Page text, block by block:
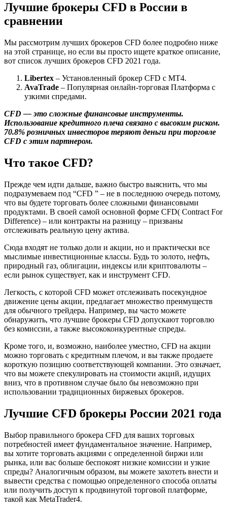
Лучшие брокеры CFD в России в
сравнении
Мы рассмотрим лучших брокеров CFD более подробно ниже
на этой странице, но если вы просто ищете краткое описание,
вот список лучших брокеров CFD 2021 года.
Libertex – Установленный брокер CFD с MT4.
AvaTrade – Популярная онлайн-торговая Платформа с
узкими спредами.
CFD — это сложные финансовые инструменты.
Использование кредитного плеча связано с высоким риском.
70.8% розничных инвесторов теряют деньги при торговле
CFD с этим партнером.
Что такое CFD?
Прежде чем идти дальше, важно быстро выяснить, что мы
подразумеваем под “CFD ” – не в последнюю очередь потому,
что вы будете торговать более сложными финансовыми
продуктами. В своей самой основной форме CFD( Contract For
Difference) – или контракты на разницу – призваны
отслеживать реальную цену актива.
Сюда входят не только доли и акции, но и практически все
мыслимые инвестиционные классы. Будь то золото, нефть,
природный газ, облигации, индексы или криптовалюты –
если рынок существует, как и инструмент CFD.
Легкость, с которой CFD может отслеживать посекундное
движение цены акции, предлагает множество преимуществ
для обычного трейдера. Например, вы часто можете
обнаружить, что лучшие брокеры CFD допускают торговлю
без комиссии, а также высококонкурентные спреды.
Кроме того, и, возможно, наиболее уместно, CFD на акции
можно торговать с кредитным плечом, и вы также продаете
короткую позицию соответствующей компании. Это означает,
что вы можете спекулировать на стоимости акций, идущих
вниз, что в противном случае было бы невозможно при
использовании традиционных биржевых брокеров.
Лучшие CFD брокеры России 2021 года
Выбор правильного брокера CFD для ваших торговых
потребностей имеет фундаментальное значение. Например,
вы хотите торговать акциями с определенной биржи или
рынка, или вас больше беспокоят низкие комиссии и узкие
спреды? Аналогичным образом, вы можете захотеть внести и
вывести средства с помощью определенного способа оплаты
или получить доступ к продвинутой торговой платформе,
такой как MetaTrader4.